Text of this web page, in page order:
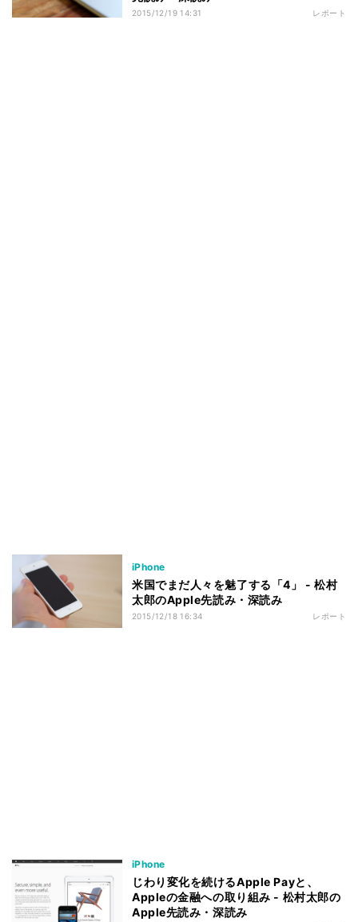
2015/12/19 14:31 レポート
iPhone
米国でまだ人々を魅了する「4」 - 松村
太郎のApple先読み・深読み
2015/12/18 16:34 レポート
iPhone
じわり変化を続けるApple Payと、
Appleの金融への取り組み - 松村太郎の
Apple先読み・深読み